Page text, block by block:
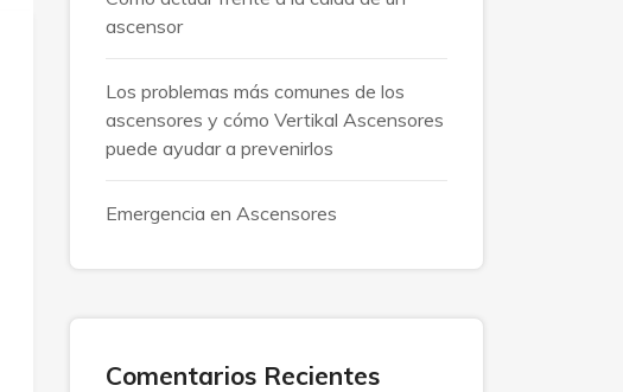
ascensor
Los problemas más comunes de los
ascensores y cómo Vertikal Ascensores
puede ayudar a prevenirlos
Emergencia en Ascensores
Comentarios Recientes